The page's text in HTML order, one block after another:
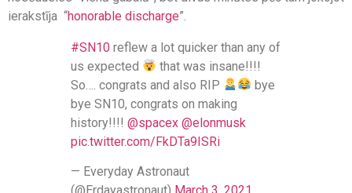
ierakstīja “honorable discharge”.
#SN10 reflew a lot quicker than any of
us expected
that was insane!!!!
So…. congrats and also RIP
bye
bye SN10, congrats on making
history!!!! @spacex @elonmusk
pic.twitter.com/FkDTa9ISRi
— Everyday Astronaut